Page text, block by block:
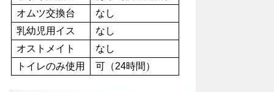
オムツ交換台
なし
乳幼児用イス
なし
オストメイト
なし
トイレのみ使用
可（24時間）